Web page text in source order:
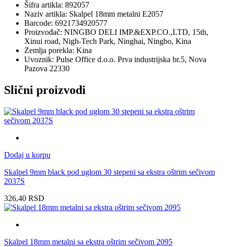
Šifra artikla: 892057
Naziv artikla: Skalpel 18mm metalni E2057
Barcode: 6921734920577
Proizvođač: NINGBO DELI IMP.&EXP.CO.,LTD, 15th,
Xinui road, Nigh-Tech Park, Ninghai, Ningbo, Kina
Zemlja porekla: Kina
Uvoznik: Pulse Office d.o.o. Prva industrijska br.5, Nova
Pazova 22330
Slični proizvodi
Dodaj u korpu
Skalpel 9mm black pod uglom 30 stepeni sa ekstra oštrim sečivom
2037S
326,40 RSD
Skalpel 18mm metalni sa ekstra oštrim sečivom 2095